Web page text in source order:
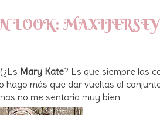
LOOK:
Mary Kate? Es que siempre las
hago más que dar vueltas al
no me sentaría muy bien.